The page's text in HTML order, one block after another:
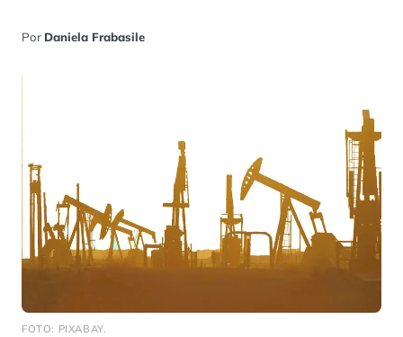
Por Daniela Frabasile
FOTO: PIXABAY.